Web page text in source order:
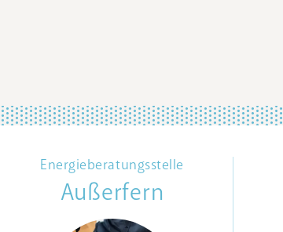
Energieberatungsstelle
Außerfern